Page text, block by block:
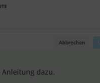
dazu.